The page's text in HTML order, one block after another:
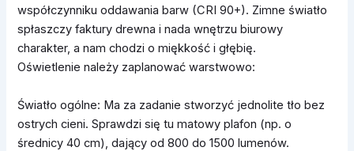
współczynniku oddawania barw (CRI 90+). Zimne światło
spłaszczy faktury drewna i nada wnętrzu biurowy
charakter, a nam chodzi o miękkość i głębię.
Oświetlenie należy zaplanować warstwowo:
Światło ogólne: Ma za zadanie stworzyć jednolite tło bez
ostrych cieni. Sprawdzi się tu matowy plafon (np. o
średnicy 40 cm), dający od 800 do 1500 lumenów.